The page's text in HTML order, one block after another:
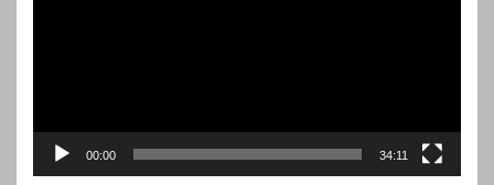
00:00 34:11